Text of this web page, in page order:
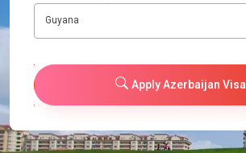
Guyana
Apply Azerbaijan Visa